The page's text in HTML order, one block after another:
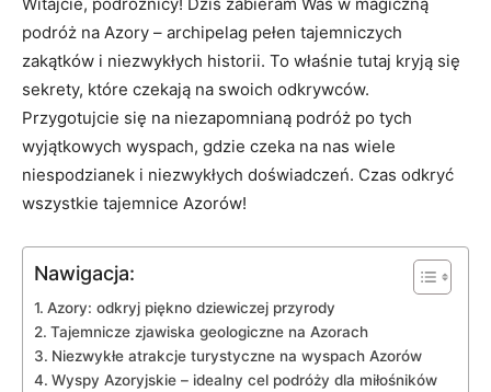
podróż na Azory – archipelag pełen tajemniczych
zakątków i niezwykłych historii. To właśnie tutaj kryją się
sekrety, które czekają na swoich odkrywców.
Przygotujcie się na niezapomnianą podróż po tych
wyjątkowych wyspach, gdzie czeka na nas wiele
niespodzianek i niezwykłych doświadczeń. Czas odkryć
wszystkie tajemnice Azorów!
Nawigacja:
Azory: odkryj piękno dziewiczej przyrody
Tajemnicze zjawiska geologiczne na Azorach
Niezwykłe atrakcje turystyczne na wyspach Azorów
Wyspy Azoryjskie – idealny cel podróży dla miłośników